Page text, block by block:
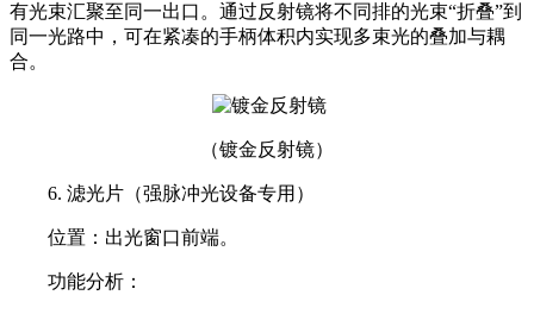
有光束汇聚至同一出口。通过反射镜将不同排的光束“折叠”到
同一光路中，可在紧凑的手柄体积内实现多束光的叠加与耦
合。
（镀金反射镜）
6. 滤光片（强脉冲光设备专用）
位置：出光窗口前端。
功能分析：